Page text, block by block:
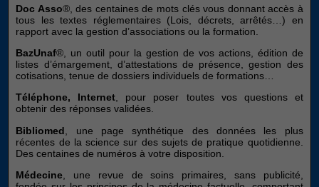
Doc Asso®, des centaines de mots clés vous donnant accès à
tous les textes réglementaires (Lois, décrets, arrêtés…) en
rapport avec la gestion d’associations ou la formation.
BazUnaf®, un outil pour la gestion de vos actions, édition de
listes d’émargement, d’attestations de présence, gestion des
cotisations, tenue de dossiers individuels de formations…
Téléphone, Internet, pour poser toutes vos questions et
obtenir des réponses validées.
Bibliomed , une page synthétique des données les plus
récentes de la science sur des sujets de pratique quotidienne.
Des centaines de numéros à votre disposition.
Médecine, une revue de soins primaires, sans publicité,
et la
structure du
site Web, en
fonction de
la manière
dont le site
utilisé.
Experience
Afin que notre
site Web